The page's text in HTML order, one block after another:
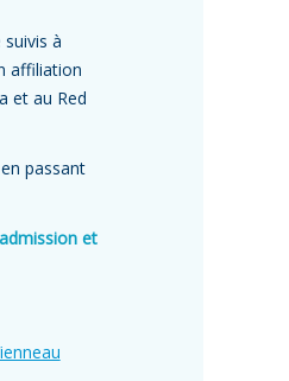
à
affiliation
et au Red
passant
et